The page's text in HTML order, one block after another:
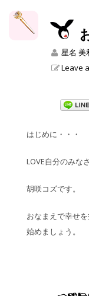
星名 美
Leave
はじめに・・・
LOVE自分のみな
胡咲コズです。
おなまえで幸せ
始めましょう。